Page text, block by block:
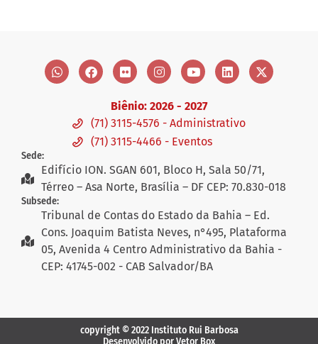
Biênio: 2026 - 2027
(71) 3115-4576 - Administrativo
(71) 3115-4466 - Eventos
Sede:
Edifício ION. SGAN 601, Bloco H, Sala 50/71,
Térreo – Asa Norte, Brasília – DF CEP: 70.830-018
Subsede:
Tribunal de Contas do Estado da Bahia – Ed.
Cons. Joaquim Batista Neves, n°495, Plataforma
05, Avenida 4 Centro Administrativo da Bahia -
CEP: 41745-002 - CAB Salvador/BA
copyright © 2022 Instituto Rui Barbosa